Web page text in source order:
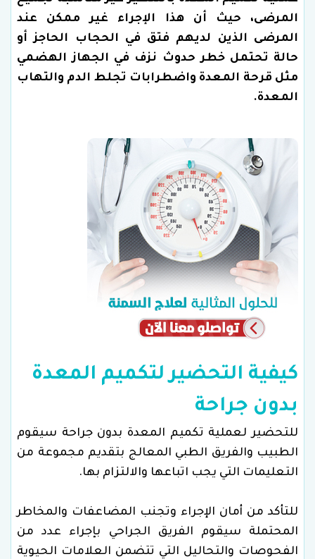
المرضى، حيث أن هذا الإجراء غير ممكن عند
المرضى الذين لديهم فتق في الحجاب الحاجز أو
حالة تحتمل خطر حدوث نزف في الجهاز الهضمي
مثل قرحة المعدة واضطرابات تجلط الدم والتهاب
المعدة.
كيفية التحضير لتكميم المعدة
بدون جراحة
للتحضير لعملية تكميم المعدة بدون جراحة سيقوم
الطبيب والفريق الطبي المعالج بتقديم مجموعة من
التعليمات التي يجب اتباعها والالتزام بها.
للتأكد من أمان الإجراء وتجنب المضاعفات والمخاطر
المحتملة سيقوم الفريق الجراحي بإجراء عدد من
الفحوصات والتحاليل التي تتضمن العلامات الحيوية